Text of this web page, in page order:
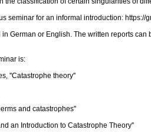
seminar for an informal introduction:
German or English. The written reports can
is:
''Catastrophe theory''
and catastrophes''
an Introduction to Catastrophe Theory''